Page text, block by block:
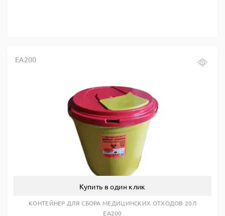
EA200
Купить в один клик
КОНТЕЙНЕР ДЛЯ СБОРА МЕДИЦИНСКИХ ОТХОДОВ 20Л
EA200